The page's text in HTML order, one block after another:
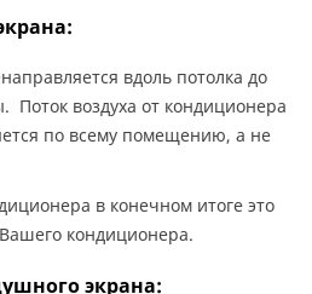
Поток воздуха от кондиционера
по всему помещению, а не
кондиционера.
экрана: